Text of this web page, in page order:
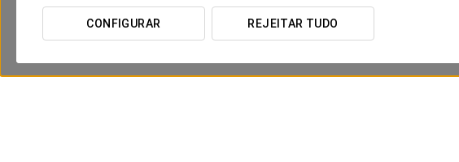
CONFIGURAR REJEITAR TUDO